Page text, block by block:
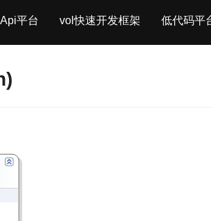
平台 vol快速开发框架 低代码平